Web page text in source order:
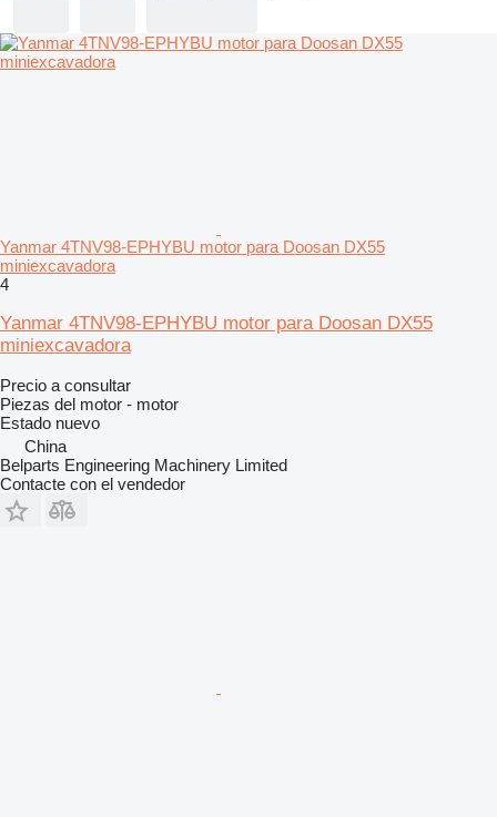
Yanmar 4TNV98-EPHYBU motor para Doosan DX55
miniexcavadora
4
Yanmar 4TNV98-EPHYBU motor para Doosan DX55
miniexcavadora
Precio a consultar
Piezas del motor - motor
Estado nuevo
China
Belparts Engineering Machinery Limited
Contacte con el vendedor